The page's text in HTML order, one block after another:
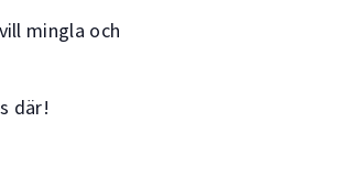
mingla och
där!